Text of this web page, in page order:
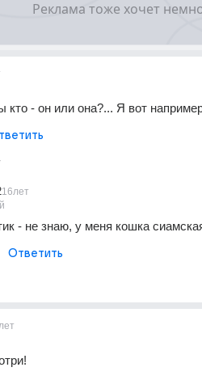
кто - он или она?... Я вот
16лет
- не знаю, у меня кошка
Ответить